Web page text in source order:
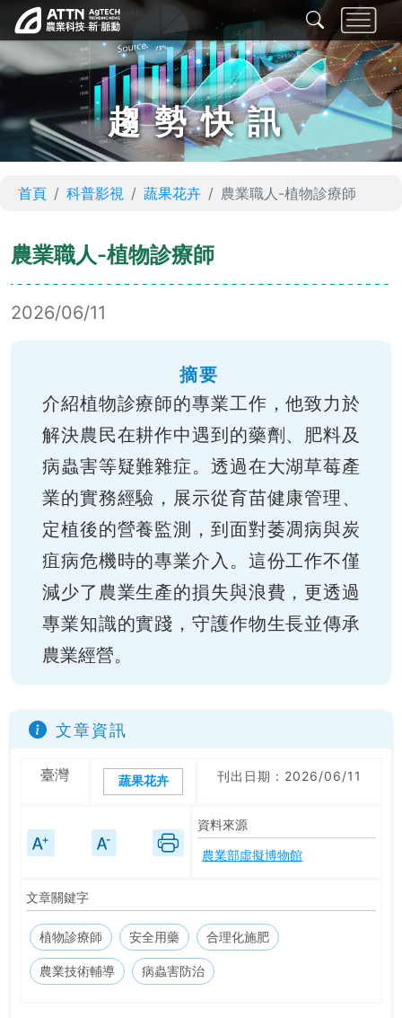
趨勢快訊
首頁 科普影視 蔬果花卉 農業職人-植物診療師
農業職人-植物診療師
2026/06/11
摘要
介紹植物診療師的專業工作，他致力於
解決農民在耕作中遇到的藥劑、肥料及
病蟲害等疑難雜症。透過在大湖草莓產
業的實務經驗，展示從育苗健康管理、
定植後的營養監測，到面對萎凋病與炭
疽病危機時的專業介入。這份工作不僅
減少了農業生產的損失與浪費，更透過
專業知識的實踐，守護作物生長並傳承
農業經營。
文章資訊
臺灣 蔬果花卉 刊出日期：2026/06/11
資料來源
農業部虛擬博物館
文章關鍵字
植物診療師 安全用藥 合理化施肥
農業技術輔導 病蟲害防治